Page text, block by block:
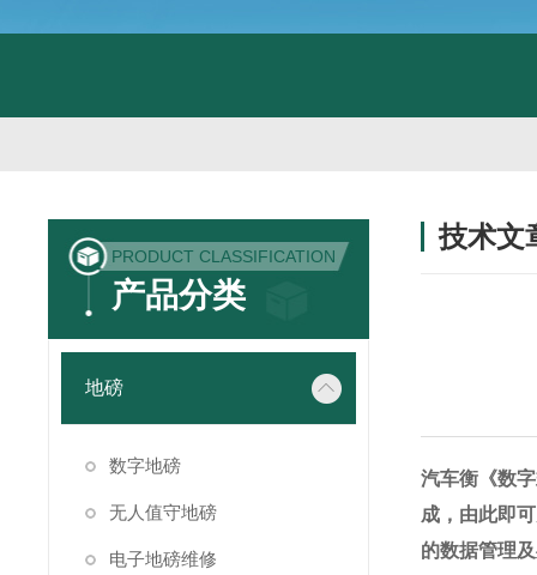
技术文
汽车衡《数
成，由此即
的数据管理
PRODUCT CLASSIFICATION
产品分类
地磅
数字地磅
无人值守地磅
电子地磅维修